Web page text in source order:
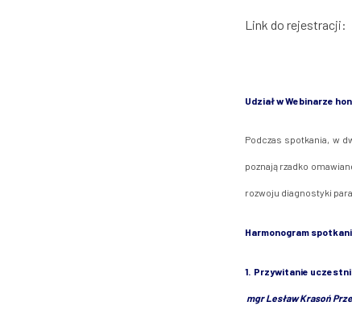
Link do rejestracji:
Udział w Webinarze
Podczas spotkania, w
poznają rzadko
rozwoju diagnostyki
Harmonogram
1. Przywitanie
mgr Lesław Krasoń